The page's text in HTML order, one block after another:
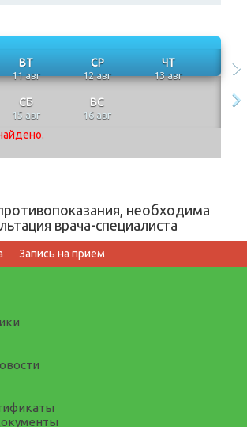
ВТ
11 авг
СР
12 авг
ЧТ
13 авг
СБ
15 авг
ВС
16 авг
необходима
врача-специалиста
Запись на прием